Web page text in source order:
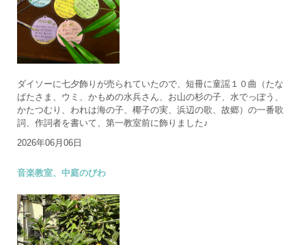
ダイソーに七夕飾りが売られていたので、短冊に童謡１０曲（たな
ばたさま、ウミ、かもめの水兵さん、お山の杉の子、水でっぽう、
かたつむり、われは海の子、椰子の実、浜辺の歌、故郷）の一番歌
詞、作詞者を書いて、第一教室前に飾りました♪
2026年06月06日
音楽教室、中庭のびわ